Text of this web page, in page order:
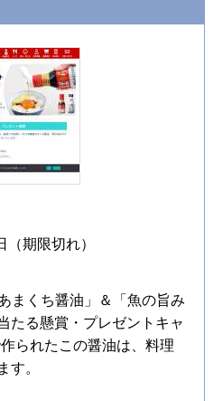
期限切れ）
まくち醤油」＆「魚の旨み
たる懸賞・プレゼントキャ
られたこの醤油は、料理
。